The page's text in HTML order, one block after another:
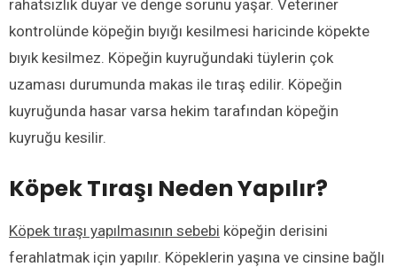
rahatsızlık duyar ve denge sorunu yaşar. Veteriner
kontrolünde köpeğin bıyığı kesilmesi haricinde köpekte
bıyık kesilmez. Köpeğin kuyruğundaki tüylerin çok
uzaması durumunda makas ile tıraş edilir. Köpeğin
kuyruğunda hasar varsa hekim tarafından köpeğin
kuyruğu kesilir.
Köpek Tıraşı Neden Yapılır?
Köpek tıraşı yapılmasının sebebi köpeğin derisini
ferahlatmak için yapılır. Köpeklerin yaşına ve cinsine bağlı